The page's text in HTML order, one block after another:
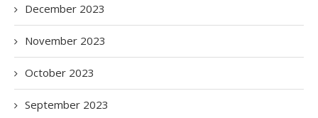
December 2023
November 2023
October 2023
September 2023